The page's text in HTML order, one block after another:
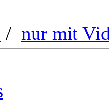
/ nur mit